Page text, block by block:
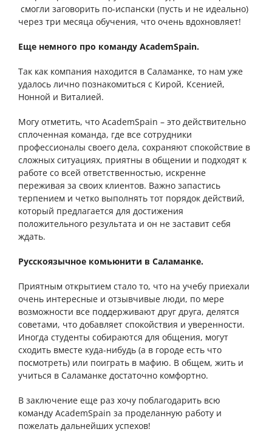
смогли заговорить по-испански (пусть и не идеально)
через три месяца обучения, что очень вдохновляет!
Еще немного про команду AcademSpain.
Так как компания находится в Саламанке, то нам уже
удалось лично познакомиться с Кирой, Ксенией,
Нонной и Виталией.
Могу отметить, что AcademSpain – это действительно
сплоченная команда, где все сотрудники
профессионалы своего дела, сохраняют спокойствие в
сложных ситуациях, приятны в общении и подходят к
работе со всей ответственностью, искренне
переживая за своих клиентов. Важно запастись
терпением и четко выполнять тот порядок действий,
который предлагается для достижения
положительного результата и он не заставит себя
ждать.
Русскоязычное комьюнити в Саламанке.
Приятным открытием стало то, что на учебу приехали
очень интересные и отзывчивые люди, по мере
возможности все поддерживают друг друга, делятся
советами, что добавляет спокойствия и уверенности.
Иногда студенты собираются для общения, могут
сходить вместе куда-нибудь (а в городе есть что
посмотреть) или поиграть в мафию. В общем, жить и
учиться в Саламанке достаточно комфортно.
В заключение еще раз хочу поблагодарить всю
команду AcademSpain за проделанную работу и
пожелать дальнейших успехов!